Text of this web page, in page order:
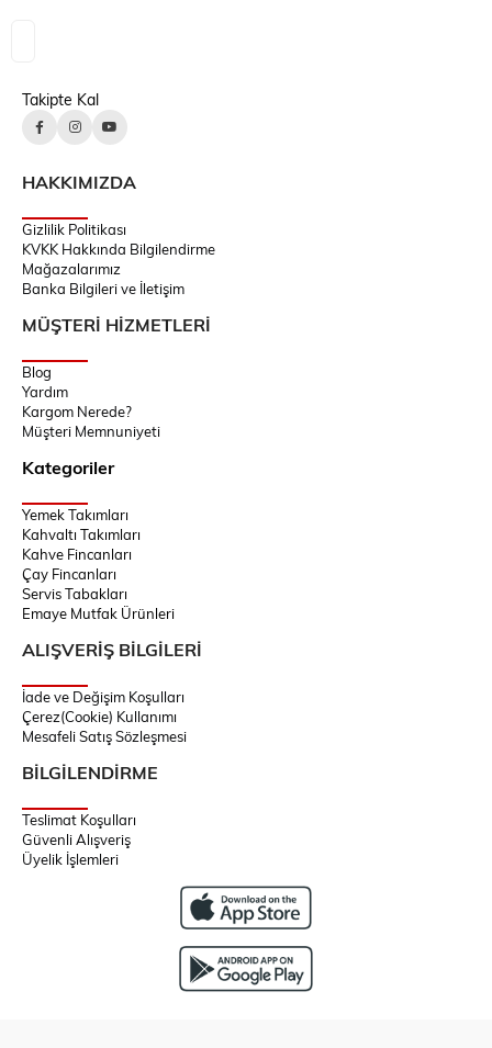
Takipte Kal
HAKKIMIZDA
Gizlilik Politikası
KVKK Hakkında Bilgilendirme
Mağazalarımız
Banka Bilgileri ve İletişim
MÜŞTERİ HİZMETLERİ
Blog
Yardım
Kargom Nerede?
Müşteri Memnuniyeti
Kategoriler
Yemek Takımları
Kahvaltı Takımları
Kahve Fincanları
Çay Fincanları
Servis Tabakları
Emaye Mutfak Ürünleri
ALIŞVERİŞ BİLGİLERİ
İade ve Değişim Koşulları
Çerez(Cookie) Kullanımı
Mesafeli Satış Sözleşmesi
BİLGİLENDİRME
Teslimat Koşulları
Güvenli Alışveriş
Üyelik İşlemleri